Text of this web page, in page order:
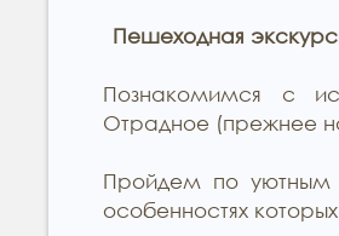
Пешеходная
Познакомимся с
Отрадное (прежнее
Пройдем по уютным
особенностях